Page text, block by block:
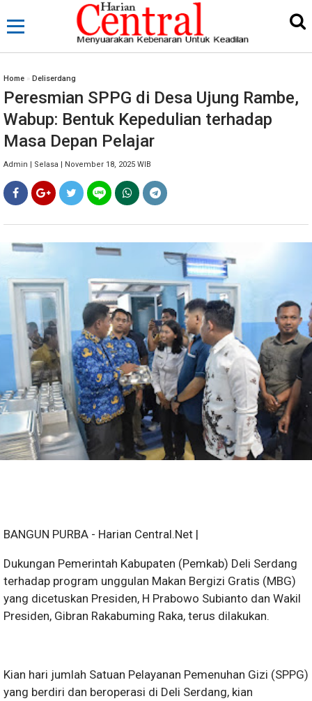
Home » Deliserdang
Peresmian SPPG di Desa Ujung Rambe,
Wabup: Bentuk Kepedulian terhadap
Masa Depan Pelajar
Admin | Selasa | November 18, 2025 WIB
BANGUN PURBA - Harian Central.Net |
Dukungan Pemerintah Kabupaten (Pemkab) Deli Serdang
terhadap program unggulan Makan Bergizi Gratis (MBG)
yang dicetuskan Presiden, H Prabowo Subianto dan Wakil
Presiden, Gibran Rakabuming Raka, terus dilakukan.
Kian hari jumlah Satuan Pelayanan Pemenuhan Gizi (SPPG)
yang berdiri dan beroperasi di Deli Serdang, kian